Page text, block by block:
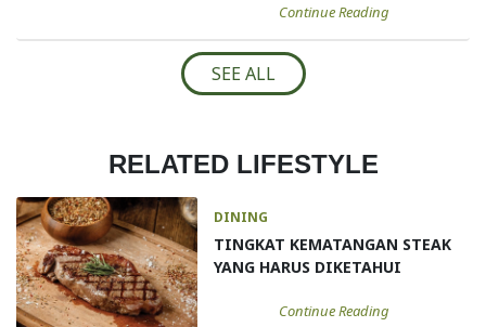
Continue Reading
SEE ALL
RELATED LIFESTYLE
DINING
TINGKAT KEMATANGAN STEAK
YANG HARUS DIKETAHUI
Continue Reading